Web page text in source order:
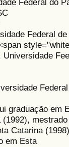
Federal do
Federal
Universidade
graduação em
Catarina
em Esta